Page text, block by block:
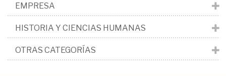
EMPRESA
HISTORIA Y CIENCIAS HUMANAS
OTRAS CATEGORÍAS